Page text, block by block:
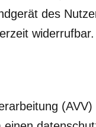
des
widerrufbar.